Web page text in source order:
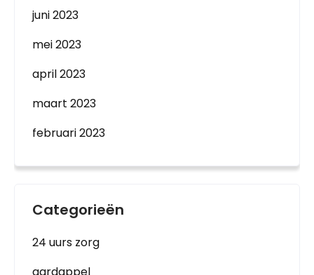
juni 2023
mei 2023
april 2023
maart 2023
februari 2023
Categorieën
24 uurs zorg